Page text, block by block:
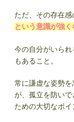
【誕
生
日
占
の
ただ、その存在感
という意識が強
今の自分がいら
もあること。
常に謙虚な姿勢
が、孤立を防い
ための大切なポイ